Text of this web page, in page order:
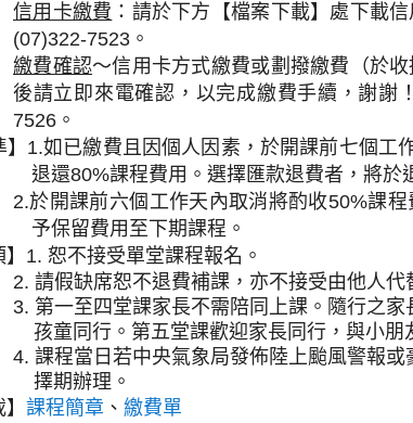
信用卡繳費 ：請於下方【檔案下載】處下載
(07)322-7523 。
繳費確認～信用卡方式繳費或劃撥繳費（於
後請立即來電確認，以完成繳費手續，謝謝
7526 。
1.如已繳費且因個人因素，於開課前七個工
退還80%課程費用。選擇匯款退費者，將於
2.於開課前六個工作天內取消將酌收50%課程
予保留費用至下期課程。
1. 恕不接受單堂課程報名。
2. 請假缺席恕不退費補課，亦不接受由他人代
3. 第一至四堂課家長不需陪同上課。隨行之
孩童同行。第五堂課歡迎家長同行，與小朋
4. 課程當日若中央氣象局發佈陸上颱風警報
擇期辦理。
課程簡章 、 繳費單